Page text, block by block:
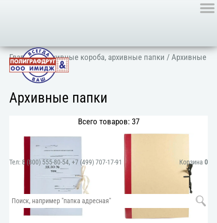
Корзина 0
Тел: 8 (800) 555-80-54,+7 (499) 707-17-91
Главная/Архивные короба, архивные папки / Архивные
папки
Архивные папки
Всего товаров: 37